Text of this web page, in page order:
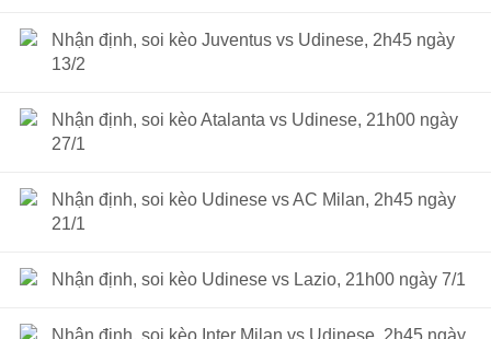
Nhận định, soi kèo Juventus vs Udinese, 2h45 ngày
13/2
Nhận định, soi kèo Atalanta vs Udinese, 21h00 ngày
27/1
Nhận định, soi kèo Udinese vs AC Milan, 2h45 ngày
21/1
Nhận định, soi kèo Udinese vs Lazio, 21h00 ngày 7/1
Nhận định, soi kèo Inter Milan vs Udinese, 2h45 ngày